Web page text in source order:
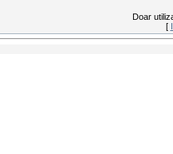
Doar
[